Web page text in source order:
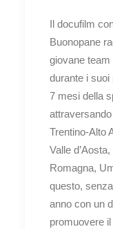
Il docufilm
Buonopane
giovane team
durante i
7 mesi della
Trentino-Alto
Valle
Romagna,
questo,
anno con un
promuovere